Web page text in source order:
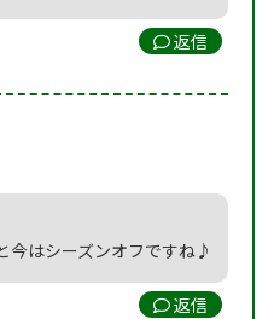
返信
今はシーズンオフですね♪
返信